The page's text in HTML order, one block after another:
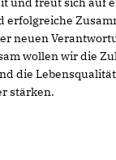
erfolgreiche
neuen
wollen wir die
die
stärken.